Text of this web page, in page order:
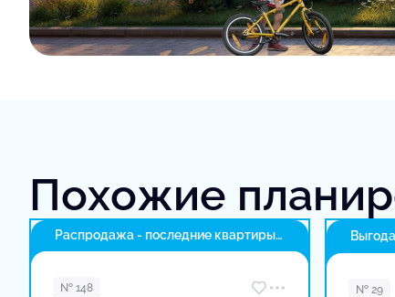
Похожие
Распродажа - последние квартиры
№ 148
№ 29